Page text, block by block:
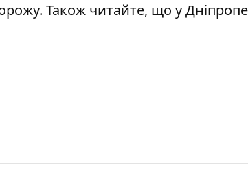
. Також читайте, що у